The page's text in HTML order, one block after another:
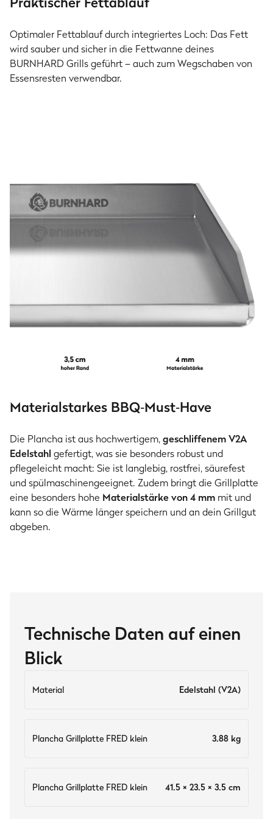
Optimaler Fettablauf durch integriertes Loch: Das Fett
wird sauber und sicher in die Fettwanne deines
BURNHARD Grills geführt – auch zum Wegschaben von
Essensresten verwendbar.
Materialstarkes BBQ‑Must‑Have
Die Plancha ist aus hochwertigem,geschliffenem V2A
Edelstahl gefertigt, was sie besonders robust und
pflegeleicht macht: Sie ist langlebig, rostfrei, säurefest
und spülmaschinengeeignet. Zudem bringt die Grillplatte
eine besonders hohe Materialstärke von 4 mm mit und
kann so die Wärme länger speichern und an dein Grillgut
abgeben.
Technische Daten auf einen
Blick
Material Edelstahl (V2A)
Plancha Grillplatte FRED klein 3.88 kg
Plancha Grillplatte FRED klein 41.5 × 23.5 × 3.5 cm